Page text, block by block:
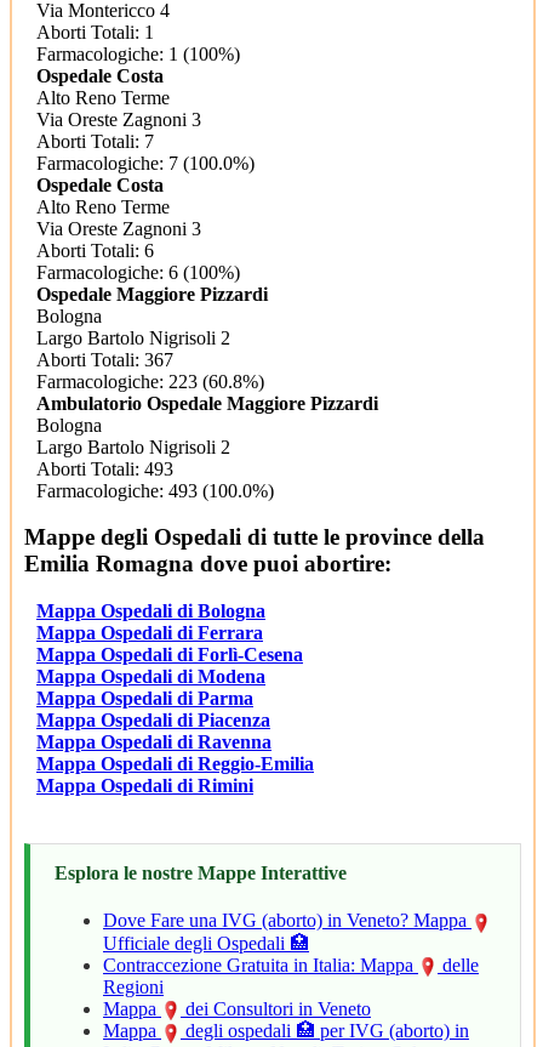
Via Montericco 4
Aborti Totali: 1
Farmacologiche: 1 (100%)
Ospedale Costa
Alto Reno Terme
Via Oreste Zagnoni 3
Aborti Totali: 7
Farmacologiche: 7 (100.0%)
Ospedale Costa
Alto Reno Terme
Via Oreste Zagnoni 3
Aborti Totali: 6
Farmacologiche: 6 (100%)
Ospedale Maggiore Pizzardi
Bologna
Largo Bartolo Nigrisoli 2
Aborti Totali: 367
Farmacologiche: 223 (60.8%)
Ambulatorio Ospedale Maggiore Pizzardi
Bologna
Largo Bartolo Nigrisoli 2
Aborti Totali: 493
Farmacologiche: 493 (100.0%)
Mappe degli Ospedali di tutte le province della
Emilia Romagna dove puoi abortire:
Mappa Ospedali di Bologna
Mappa Ospedali di Ferrara
Mappa Ospedali di Forlì-Cesena
Mappa Ospedali di Modena
Mappa Ospedali di Parma
Mappa Ospedali di Piacenza
Mappa Ospedali di Ravenna
Mappa Ospedali di Reggio-Emilia
Mappa Ospedali di Rimini
Esplora le nostre Mappe Interattive
Dove Fare una IVG (aborto) in Veneto? Mappa
Ufficiale degli Ospedali 🏥
Contraccezione Gratuita in Italia: Mappa
delle
Regioni
Mappa
dei Consultori in Veneto
Mappa
degli ospedali 🏥 per IVG (aborto) in